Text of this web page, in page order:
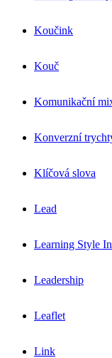
Koučink
Kouč
Komunikační
Konverzní
Klíčová slova
Lead
Learning Style
Leadership
Leaflet
Link